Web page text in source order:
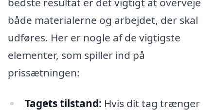
både materialerne og arbejdet, der skal
udføres. Her er nogle af de vigtigste
elementer, som spiller ind på
prissætningen:
Tagets tilstand: Hvis dit tag trænger